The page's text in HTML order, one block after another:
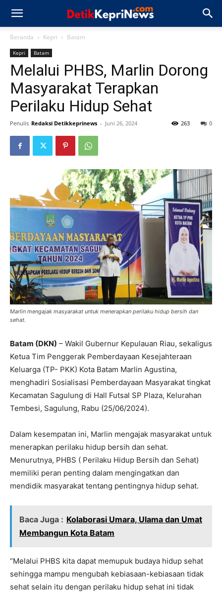
Beranda Kepri Batam
Kepri Batam
Melalui PHBS, Marlin Dorong
Masyarakat Terapkan
Perilaku Hidup Sehat
Penulis Redaksi Detikkeprinews - Juni 26, 2024 0
263
Marlin mengajak masyarakat untuk menerapkan perilaku hidup bersih dan
sehat.
Batam (DKN) – Wakil Gubernur Kepulauan Riau, sekaligus
Ketua Tim Penggerak Pemberdayaan Kesejahteraan
Keluarga (TP- PKK) Kota Batam Marlin Agustina,
menghadiri Sosialisasi Pemberdayaan Masyarakat tingkat
Kecamatan Sagulung di Hall Futsal SP Plaza, Kelurahan
Tembesi, Sagulung, Rabu (25/06/2024).
Dalam kesempatan ini, Marlin mengajak masyarakat untuk
menerapkan perilaku hidup bersih dan sehat.
Menurutnya, PHBS ( Perilaku Hidup Bersih dan Sehat)
memiliki peran penting dalam mengingatkan dan
mendidik masyarakat tentang pentingnya hidup sehat.
Baca Juga : Kolaborasi Umara, Ulama dan Umat
Membangun Kota Batam
“Melalui PHBS kita dapat memupuk budaya hidup sehat
sehingga mampu mengubah kebiasaan-kebiasaan tidak
sehat selain itu dengan perilaku hidup sehat ini tidak